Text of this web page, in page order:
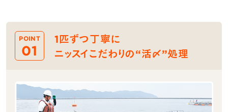
POINT
01
1匹ずつ丁寧に
ニッスイこだわりの“活〆”処理